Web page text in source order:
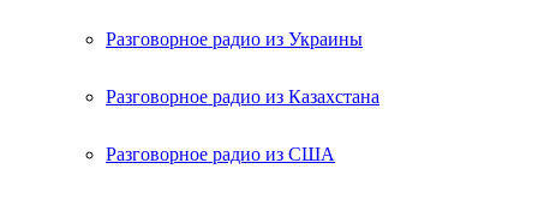
Разговорное радио из Украины
Разговорное радио из Казахстана
Разговорное радио из США